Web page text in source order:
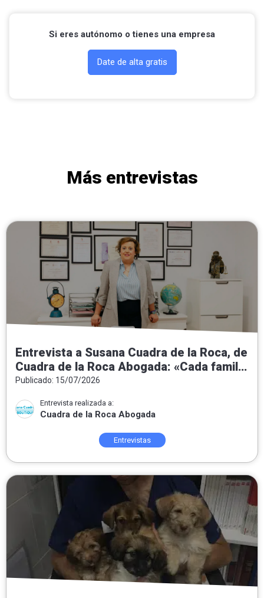
Si eres autónomo o tienes una empresa
Date de alta gratis
Más entrevistas
Entrevista a Susana Cuadra de la Roca, de
Cuadra de la Roca Abogada: «Cada familia
necesita una solución jurídica a medida»
Publicado: 15/07/2026
Entrevista realizada a:
Cuadra de la Roca Abogada
Entrevistas